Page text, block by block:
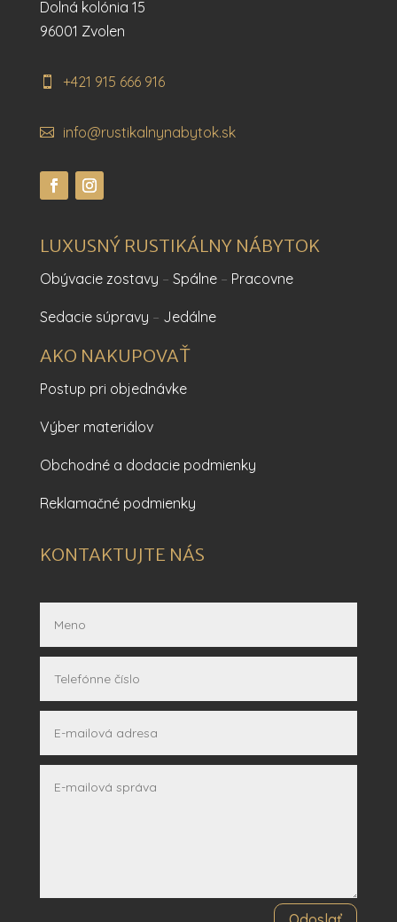
Dolná kolónia 15
96001 Zvolen
+421 915 666 916
info@rustikalnynabytok.sk
LUXUSNÝ RUSTIKÁLNY NÁBYTOK
Obývacie zostavy – Spálne– Pracovne
Sedacie súpravy – Jedálne
AKO NAKUPOVAŤ
Postup pri objednávke
Výber materiálov
Obchodné a dodacie podmienky
Reklamačné podmienky
KONTAKTUJTE NÁS